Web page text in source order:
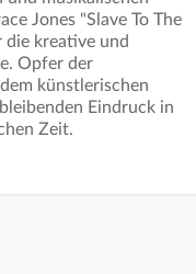
Jones "Slave To The
die kreative und
Opfer der
künstlerischen
Eindruck in
Zeit.